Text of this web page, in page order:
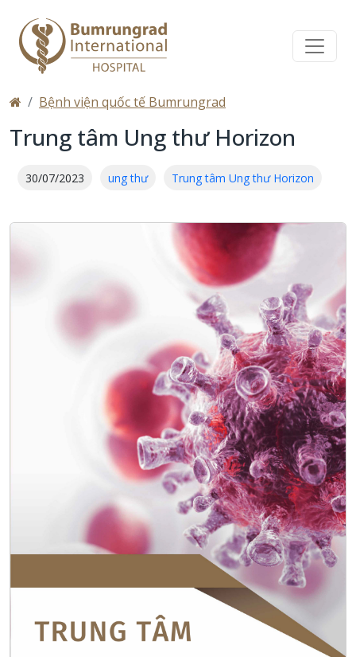
Bệnh viện quốc tế Bumrungrad
Trung tâm Ung thư Horizon
30/07/2023 ung thư Trung tâm Ung thư Horizon